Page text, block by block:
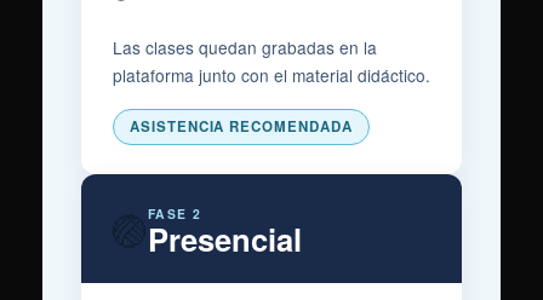
Las clases quedan grabadas en la
plataforma junto con el material didáctico.
ASISTENCIA RECOMENDADA
🏐FASE 2
Presencial